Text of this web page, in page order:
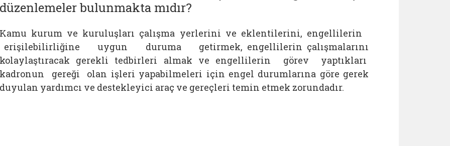
düzenlemeler bulunmakta mıdır?
Kamu kurum ve kuruluşları çalışma yerlerini ve eklentilerini, engellilerin
erişilebilirliğine uygun duruma getirmek, engellilerin çalışmalarını
kolaylaştıracak gerekli tedbirleri almak ve engellilerin görev yaptıkları
kadronun gereği olan işleri yapabilmeleri için engel durumlarına göre gerek
duyulan yardımcı ve destekleyici araç ve gereçleri temin etmek zorundadır.